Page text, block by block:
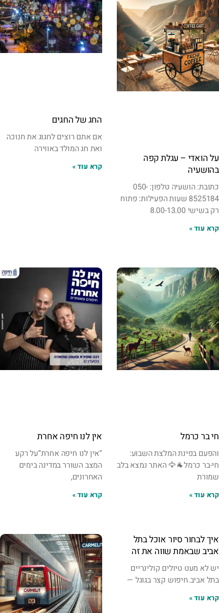
על הואדי – עגלת קפה
בהושעיה
כתובת: הושעיה טלפון: 050-
8525184 שעות הפעילות: פתוח
רק בשישי 8.00-13.00
קרא עוד »
החג של החגים
אם אתם רוצים לחגוג את חנוכה
ואת חג המולד באווירה
קרא עוד »
חי בר כרמל
והפעם בפינת המלצת השבוע:
חי-בר כרמל🐐🦅 האתר נמצא בלב
שמורת
קרא עוד »
אין לנו חיפה אחרת
“אין לנו חיפה אחרת”על רקע
המצב השורר במדינה בימים
האחרונים,
קרא עוד »
איך לבחור סיור אוכל בתל
אביב שבאמת שווה את זה
יש לא מעט טיולים קולינריים
בתל אביב.חיפוש קצר בגוגל —
קרא עוד »